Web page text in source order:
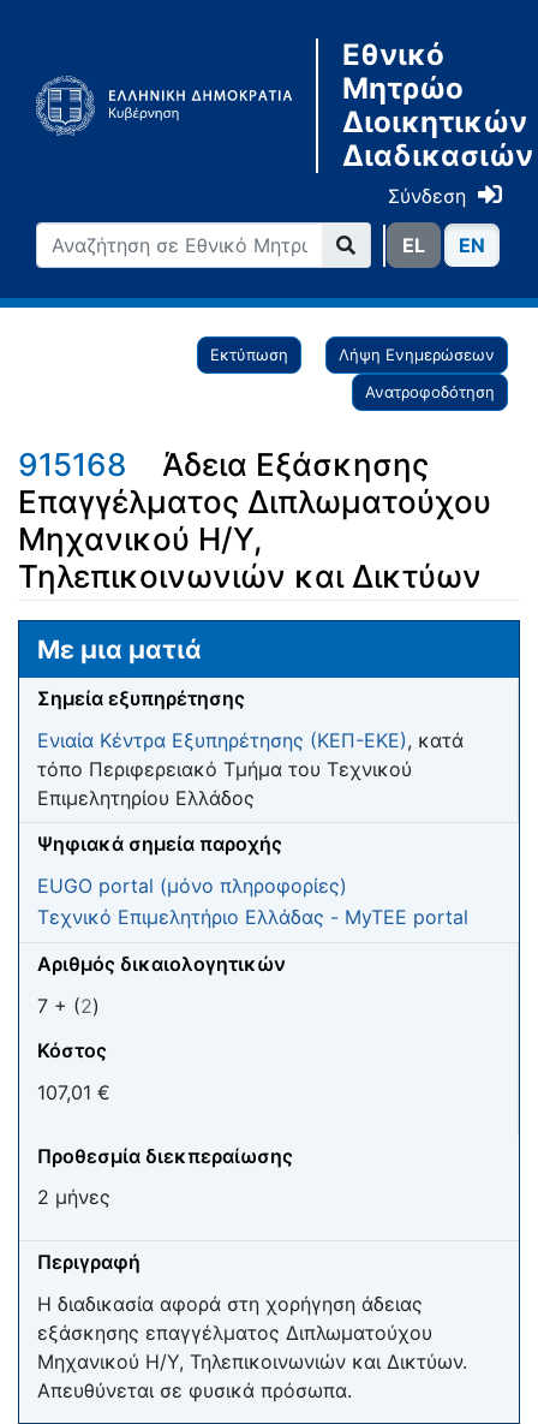
Εθνικό
Μητρώο
Διοικητικών
Διαδικασιών
Σύνδεση
ΕL ΕN
Εκτύπωση
Λήψη Ενημερώσεων
Ανατροφοδότηση
915168
Άδεια Εξάσκησης
Επαγγέλματος Διπλωματούχου
Μηχανικού Η/Υ,
Τηλεπικοινωνιών και Δικτύων
Μετάβαση σε: πλοήγηση
Με μια ματιά
Σημεία εξυπηρέτησης
Ενιαία Κέντρα Εξυπηρέτησης (ΚΕΠ-ΕΚΕ), κατά
τόπο Περιφερειακό Τμήμα του Τεχνικού
Επιμελητηρίου Ελλάδος
Ψηφιακά σημεία παροχής
EUGO portal (μόνο πληροφορίες)
Τεχνικό Επιμελητήριο Ελλάδας - MyTEE portal
Αριθμός δικαιολογητικών
7 + (2)
Κόστος
107,01 €
Προθεσμία διεκπεραίωσης
2 μήνες
Περιγραφή
Η διαδικασία αφορά στη χορήγηση άδειας
εξάσκησης επαγγέλματος Διπλωματούχου
Μηχανικού Η/Υ, Τηλεπικοινωνιών και Δικτύων.
Απευθύνεται σε φυσικά πρόσωπα.